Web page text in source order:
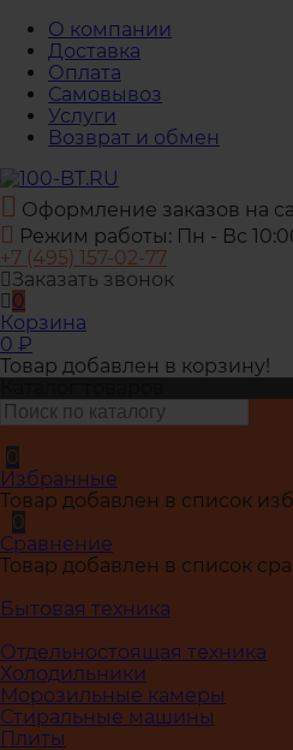
О компании
Доставка
Оплата
Самовывоз
Услуги
Возврат и обмен
Оформление заказов на
Режим работы: Пн - Вс
+7 (495) 157-02-77
Заказать звонок
0
Корзина
0 ₽
Товар добавлен в корзину!
0
Избранные
Товар добавлен в список
0
Сравнение
Товар добавлен в список
Бытовая техника
Отдельностоящая техника
Холодильники
Морозильные камеры
Стиральные машины
Плиты